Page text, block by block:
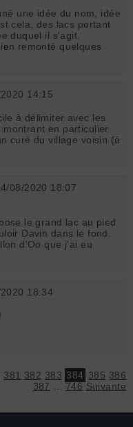
une idée du nom, idée
cela, des lacs portant
duquel il s'agit.
remonté quelques
14:15
à délimiter avec les
en particulier
curé du village voisin (à
08/2020 18:07
le grand lac au pied
Davin dans le fond.
d'Oo que j'ai eu
18:34
381 382 383 384 385 386
387 ... 746 Suivante